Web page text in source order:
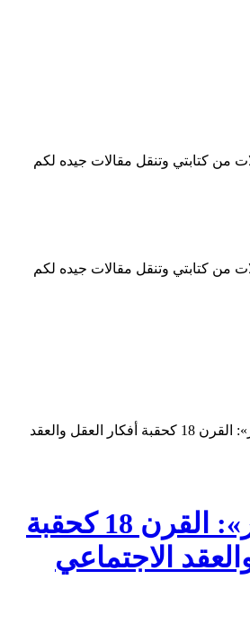
من كتابتي وتنقل مقالات جيده لكم
من كتابتي وتنقل مقالات جيده لكم
​«عصر التنوير»: القرن 18 كحقبة أفكار العقل والعقد
​«عصر التنوير»: القرن 18 كحقبة
الاجتماعي